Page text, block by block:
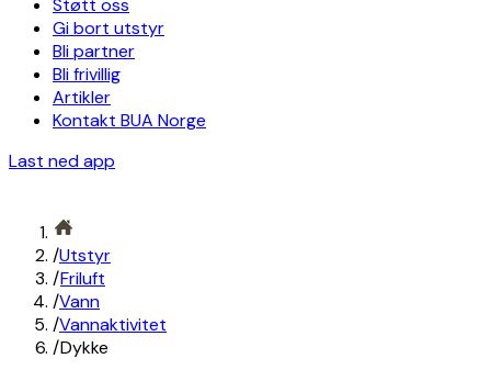
Støtt oss
Gi bort utstyr
Bli partner
Bli frivillig
Artikler
Kontakt BUA Norge
Last ned app
/Utstyr
/Friluft
/Vann
/Vannaktivitet
/Dykke